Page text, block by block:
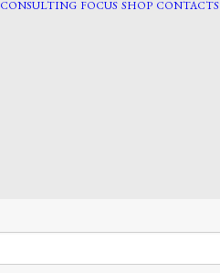
CONSULTING FOCUS SHOP CONTACTS